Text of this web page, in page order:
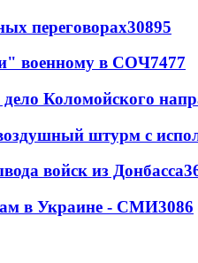
переговорах30895
военному в СОЧ7477
Коломойского
штурм с
войск из Донбасса
в Украине - СМИ3086